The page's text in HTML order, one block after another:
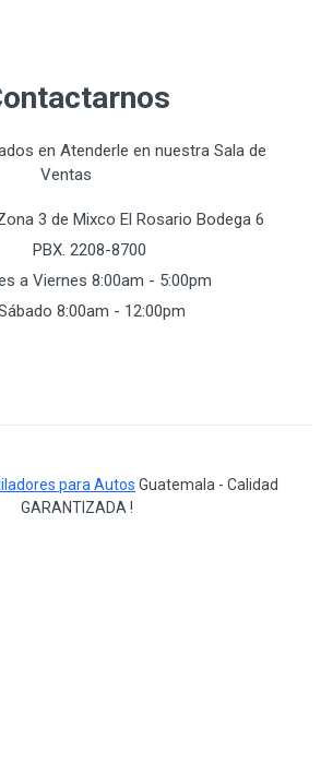
en Atenderle en nuestra Sala de
Ventas
3 de Mixco El Rosario Bodega 6
PBX. 2208-8700
a Viernes 8:00am - 5:00pm
8:00am - 12:00pm
para Autos Guatemala - Calidad
GARANTIZADA !